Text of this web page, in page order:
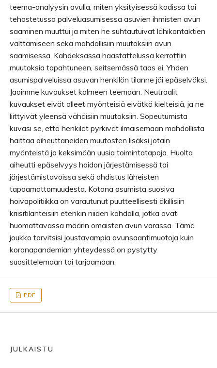
teema-analyysin avulla, miten yksityisessä kodissa tai
tehostetussa palveluasumisessa asuvien ihmisten avun
saaminen muuttui ja miten he suhtautuivat lähikontaktien
välttämiseen sekä mahdollisiin muutoksiin avun
saamisessa. Kahdeksassa haastattelussa kerrottiin
muutoksia tapahtuneen, seitsemässä taas ei. Yhden
asumispalveluissa asuvan henkilön tilanne jäi epäselväksi.
Jaoimme kuvaukset kolmeen teemaan. Neutraalit
kuvaukset eivät olleet myönteisiä eivätkä kielteisiä, ja ne
liittyivät yleensä vähäisiin muutoksiin. Sopeutumista
kuvasi se, että henkilöt pyrkivät ilmaisemaan mahdollista
haittaa aiheuttaneiden muutosten lisäksi jotain
myönteistä ja keksimään uusia toimintatapoja. Huolta
aiheutti epäselvyys hoidon järjestämisessä tai
järjestämistavoissa sekä ahdistus läheisten
tapaamattomuudesta. Kotona asumista suosiva
hoivapolitiikka on varautunut puutteellisesti äkillisiin
kriisitilanteisiin etenkin niiden kohdalla, jotka ovat
huomattavassa määrin omaisten avun varassa. Tämä
joukko tarvitsisi joustavampia avunsaantimuotoja kuin
koronapandemian yhteydessä on pystytty
suosittelemaan tai tarjoamaan.
PDF
JULKAISTU